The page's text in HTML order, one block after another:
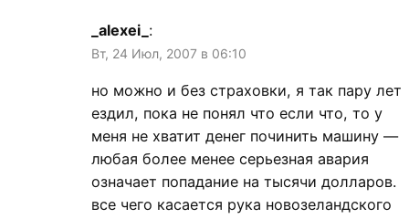
_alexei_ :
Вт, 24 Июл, 2007 в 06:10
но можно и без страховки, я так пару лет
ездил, пока не понял что если что, то у
меня не хватит денег починить машину —
любая более менее серьезная авария
означает попадание на тысячи долларов.
все чего касается рука новозеландского